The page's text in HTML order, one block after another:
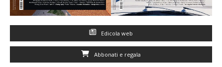
Edicola web
Abbonati e regala